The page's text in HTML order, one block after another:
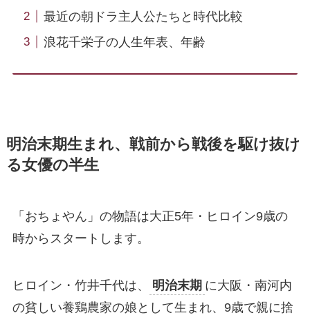
最近の朝ドラ主人公たちと時代比較
浪花千栄子の人生年表、年齢
明治末期生まれ、戦前から戦後を駆け抜け
る女優の半生
「おちょやん」の物語は大正5年・ヒロイン9歳の
時からスタートします。
ヒロイン・竹井千代は、 明治末期 に大阪・南河内
の貧しい養鶏農家の娘として生まれ、9歳で親に捨